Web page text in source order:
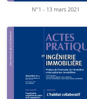
N°1 - 13 mars 2021